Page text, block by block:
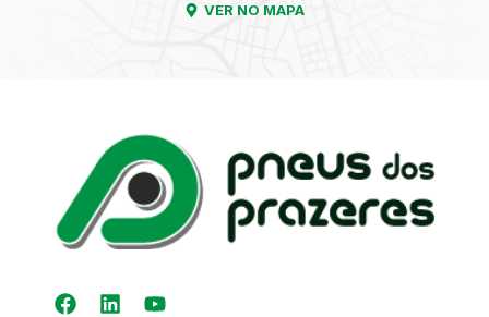
VER NO MAPA
Kit Distribuição
Diagnóstico